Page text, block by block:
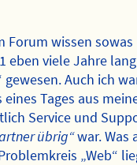
Forum wissen
eben viele Jahre
Auch ich
Tages aus
Service und
übrig“war. Was
„Web“